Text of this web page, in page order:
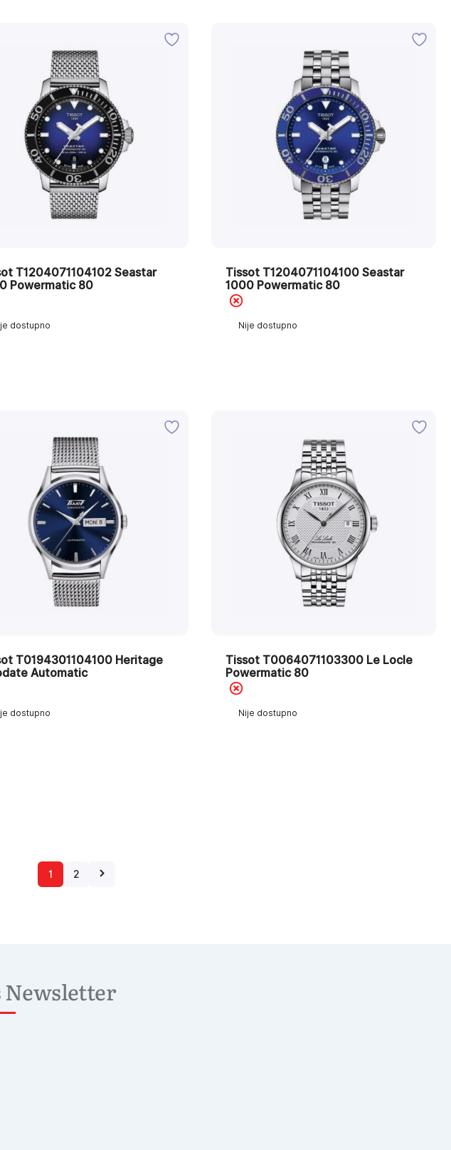
dostupno
T1204071104102 Seastar
Powermatic 80
Nije dostupno
Tissot T1204071104100 Seastar
1000 Powermatic 80
dostupno
T0194301104100 Heritage
Automatic
Nije dostupno
Tissot T0064071103300 Le Locle
Powermatic 80
1 2
Newsletter